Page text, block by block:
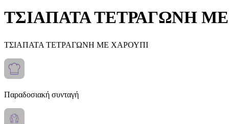
ΤΣΙΑΠΑΤΑ ΤΕΤΡΑΓΩΝΗ
ΤΣΙΑΠΑΤΑ ΤΕΤΡΑΓΩΝΗ ME ΧΑΡΟΥΠΙ
Παραδοσιακή συνταγή